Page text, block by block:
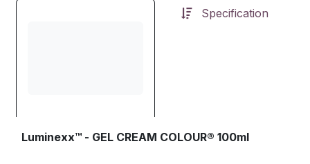
Specification
Luminexx™ - GEL CREAM COLOUR® 100ml